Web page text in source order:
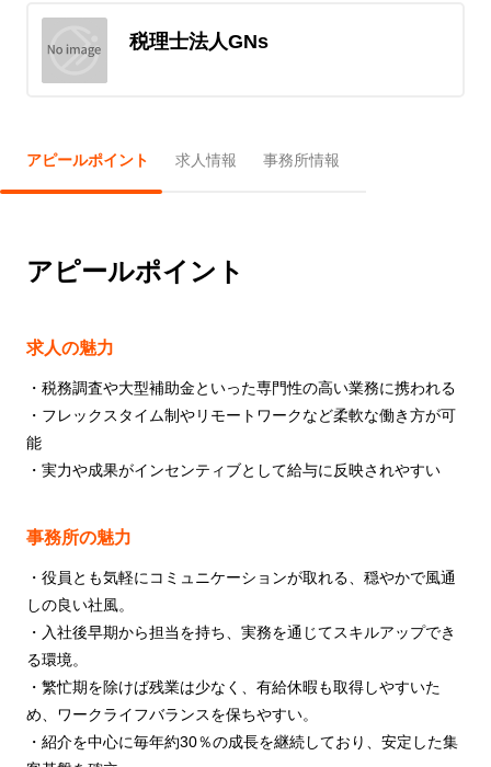
税理士法人GNs
アピールポイント 求人情報 事務所情報
アピールポイント
求人の魅力
・税務調査や大型補助金といった専門性の高い業務に携われる
・フレックスタイム制やリモートワークなど柔軟な働き方が可
能
・実力や成果がインセンティブとして給与に反映されやすい
事務所の魅力
・役員とも気軽にコミュニケーションが取れる、穏やかで風通
しの良い社風。
・入社後早期から担当を持ち、実務を通じてスキルアップでき
る環境。
・繁忙期を除けば残業は少なく、有給休暇も取得しやすいた
め、ワークライフバランスを保ちやすい。
・紹介を中心に毎年約30％の成長を継続しており、安定した集